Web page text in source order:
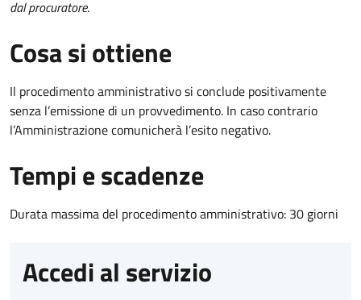
dal procuratore.
Cosa si ottiene
Il procedimento amministrativo si conclude positivamente
senza l’emissione di un provvedimento. In caso contrario
l’Amministrazione comunicherà l’esito negativo.
Tempi e scadenze
Durata massima del procedimento amministrativo: 30 giorni
Accedi al servizio